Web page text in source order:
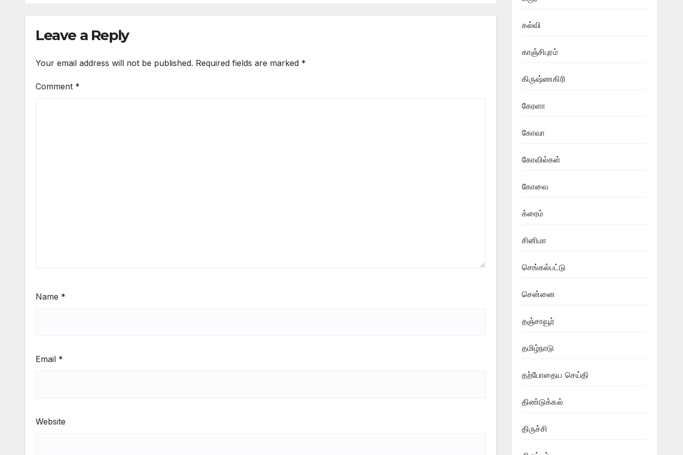
Leave a Reply
Your email address will not be published. Required fields are marked *
Comment *
Name *
Email *
Website
கல்வி
காஞ்சிபுரம்
கிருஷ்ணகிரி
கேரளா
கோவா
கோவில்கள்
கோவை
க்ரைம்
சினிமா
செங்கல்பட்டு
சென்னை
தஞ்சாவூர்
தமிழ்நாடு
தற்போதைய செய்தி
திண்டுக்கல்
திருச்சி